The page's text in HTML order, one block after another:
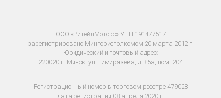
ООО «РитейлМоторс» УНП 191477517
зарегистрировано Мингорисполкомом 20 марта 2012 г.
Юридический и почтовый адрес:
220020 г. Минск, ул. Тимирязева, д. 85а, пом. 204
Регистрационный номер в торговом реестре 479028
дата регистрации 08 апреля 2020 г.